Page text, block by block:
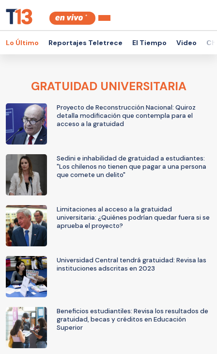
Lo Último Reportajes Teletrece El Tiempo Video
GRATUIDAD UNIVERSITARIA
Proyecto de Reconstrucción Nacional: Quiroz
detalla modificación que contempla para el
acceso a la gratuidad
Sedini e inhabilidad de gratuidad a estudiantes:
"Los chilenos no tienen que pagar a una persona
que comete un delito"
Limitaciones al acceso a la gratuidad
universitaria: ¿Quiénes podrían quedar fuera si se
aprueba el proyecto?
Universidad Central tendrá gratuidad: Revisa las
instituciones adscritas en 2023
Beneficios estudiantiles: Revisa los resultados de
gratuidad, becas y créditos en Educación
Superior